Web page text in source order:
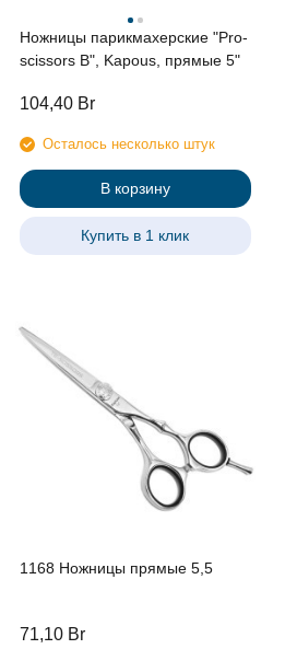
Ножницы парикмахерские "Pro-
scissors B", Kapous, прямые 5"
104,40 Br
Осталось несколько штук
В корзину
Купить в 1 клик
1168 Ножницы прямые 5,5
71,10 Br